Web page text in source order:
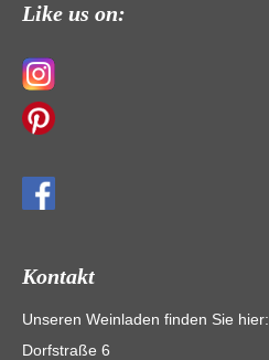
Like us on:
Kontakt
Unseren Weinladen finden Sie hier:
Dorfstraße 6